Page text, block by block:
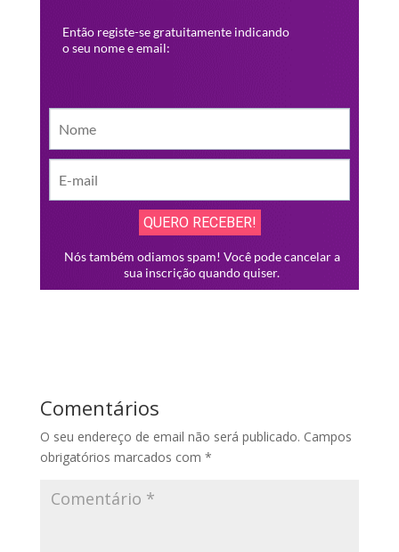
Comentários
O seu endereço de email não será publicado. Campos
obrigatórios marcados com *